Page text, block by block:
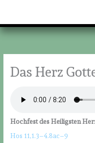
springen
Das Herz
Hochfest des Heiligsten
Hos 11,1.3–4.8ac–9